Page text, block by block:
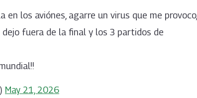
los aviónes, agarre un virus que me provoco,
fuera de la final y los 3 partidos de
May 21, 2026